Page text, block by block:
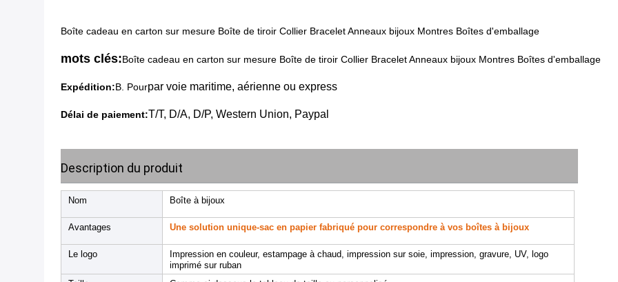
Boîte cadeau en carton sur mesure Boîte de tiroir Collier Bracelet Anneaux bijoux Montres Boîtes d'emballage
mots clés:Boîte cadeau en carton sur mesure Boîte de tiroir Collier Bracelet Anneaux bijoux Montres Boîtes d'emballage
Expédition:B. Pourpar voie maritime, aérienne ou express
Délai de paiement:T/T, D/A, D/P, Western Union, Paypal
Description du produit
Nom Boîte à bijoux
Avantages Une solution unique-sac en papier fabriqué pour correspondre à vos boîtes à bijoux
Le logo
Impression en couleur, estampage à chaud, impression sur soie, impression, gravure, UV, logo
imprimé sur ruban